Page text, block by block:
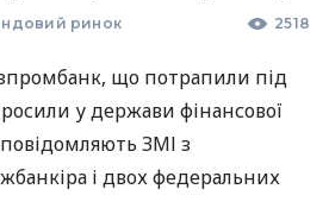
ринок 2518
що потрапили під
у держави фінансової
ЗМІ з
і двох федеральних